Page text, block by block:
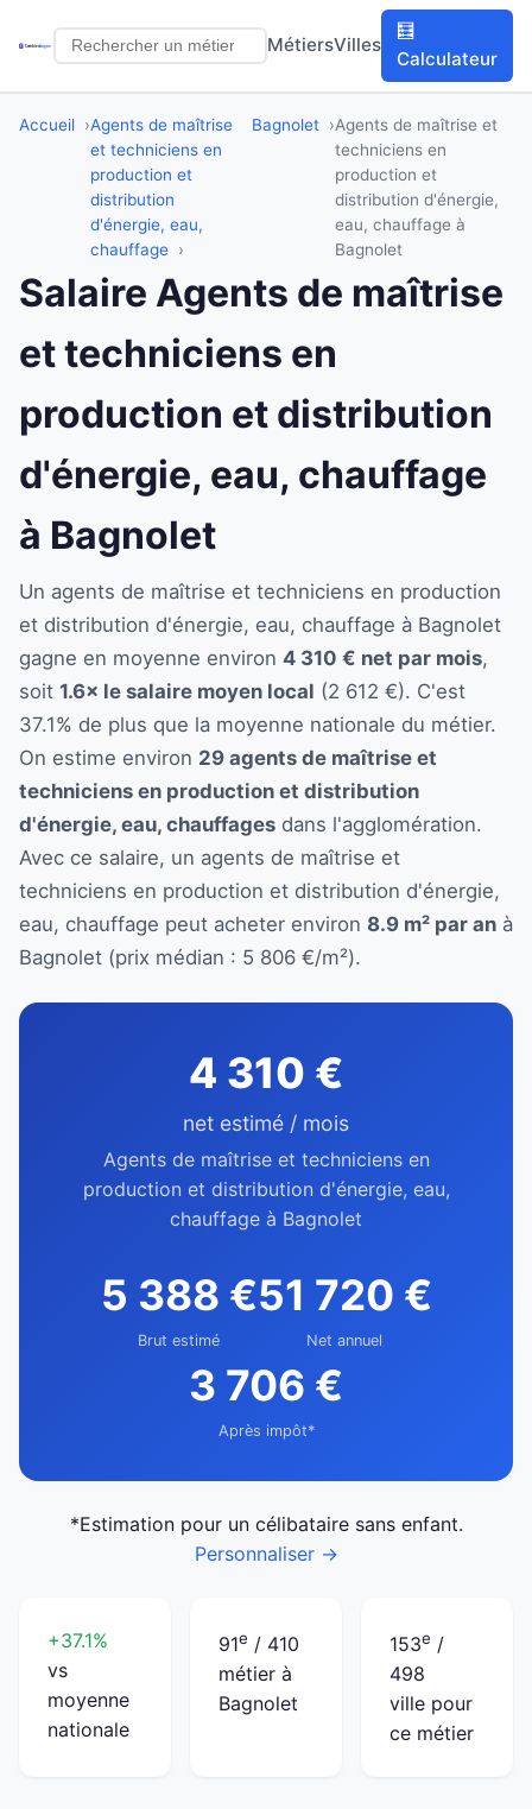
MétiersVilles
🧮
Calculateur
Accueil
Agents de maîtrise
et techniciens en
production et
distribution
d'énergie, eau,
chauffage
Bagnolet
Agents de maîtrise et
techniciens en
production et
distribution d'énergie,
eau, chauffage à
Bagnolet
Salaire Agents de maîtrise
et techniciens en
production et distribution
d'énergie, eau, chauffage
à Bagnolet
Un agents de maîtrise et techniciens en production
et distribution d'énergie, eau, chauffage à Bagnolet
gagne en moyenne environ 4 310 € net par mois,
soit 1.6× le salaire moyen local (2 612 €). C'est
37.1% de plus que la moyenne nationale du métier.
On estime environ 29 agents de maîtrise et
techniciens en production et distribution
d'énergie, eau, chauffages dans l'agglomération.
Avec ce salaire, un agents de maîtrise et
techniciens en production et distribution d'énergie,
eau, chauffage peut acheter environ 8.9 m² par an à
Bagnolet (prix médian : 5 806 €/m²).
4 310 €
net estimé / mois
Agents de maîtrise et techniciens en
production et distribution d'énergie, eau,
chauffage à Bagnolet
5 388 €
Brut estimé
51 720 €
Net annuel
3 706 €
Après impôt*
*Estimation pour un célibataire sans enfant.
Personnaliser →
+37.1%
vs
moyenne
nationale
91e / 410
métier à
Bagnolet
153e /
498
ville pour
ce métier